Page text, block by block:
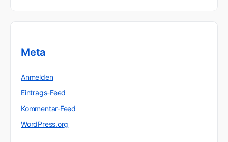
Meta
Anmelden
Eintrags-Feed
Kommentar-Feed
WordPress.org